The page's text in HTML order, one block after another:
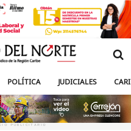
POLÍTICA JUDICIALES
PUBLICITARIO